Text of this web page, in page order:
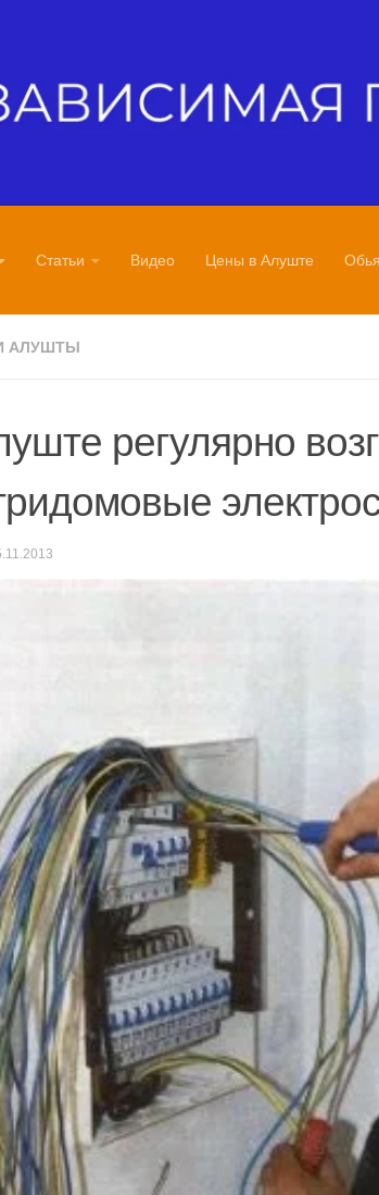
Статьи Видео Цены в Алуште
АЛУШТЫ
регулярно